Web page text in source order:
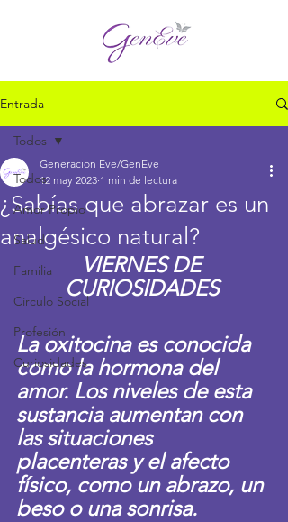
Entrada
Todos
Amor Propio
Salud
Familia
Círculo Social
Profesión
Curiosidades
Todos
¿Sabías que abrazar es un
analgésico natural?
Generacion Eve/GenEve
12 may 2023 1 min de lectura
VIERNES DE
CURIOSIDADES
La oxitocina es conocida
como la hormona del
amor. Los niveles de esta
sustancia aumentan con
las situaciones
placenteras y el afecto
físico, como un abrazo, un
beso o una sonrisa.